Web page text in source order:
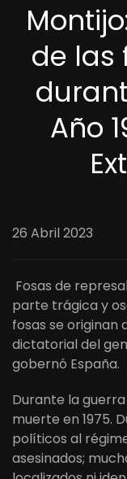
de las
Año
26 Abril 2023
Fosas de
parte trágica y
fosas se originan
dictatorial del
gobernó España.
Durante la guerra
muerte en 1975.
políticos al
asesinados;